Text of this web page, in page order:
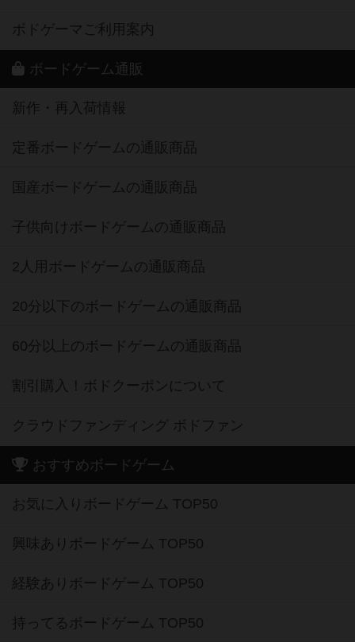
ボドゲーマご利用案内
ボードゲーム通販
新作・再入荷情報
定番ボードゲームの通販商品
国産ボードゲームの通販商品
子供向けボードゲームの通販商品
2人用ボードゲームの通販商品
20分以下のボードゲームの通販商品
60分以上のボードゲームの通販商品
割引購入！ボドクーポンについて
クラウドファンディング ボドファン
おすすめボードゲーム
お気に入りボードゲーム TOP50
興味ありボードゲーム TOP50
経験ありボードゲーム TOP50
持ってるボードゲーム TOP50